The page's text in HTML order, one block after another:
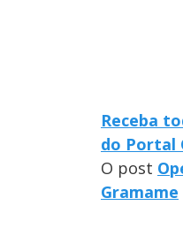
Receba
do Portal
O post
Gramame